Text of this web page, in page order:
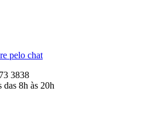
pelo chat
3838
das 8h às 20h